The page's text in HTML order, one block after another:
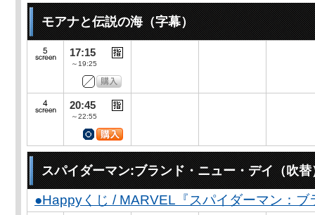
モアナと伝説の海（字幕）
17:15
～19:25
20:45
～22:55
スパイダーマン:ブランド・ニュー・デイ（吹替
●Happyくじ / MARVEL『スパイダーマン：